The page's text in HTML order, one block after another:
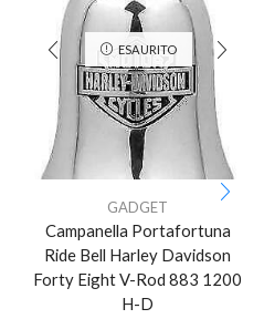
ESAURITO
GADGET
Campanella Portafortuna
Ride Bell Harley Davidson
Forty Eight V-Rod 883 1200
H-D